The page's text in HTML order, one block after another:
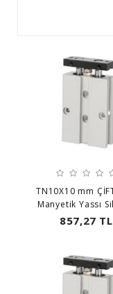
TN10X10 mm
Manyetik Yassı
857,27 TL